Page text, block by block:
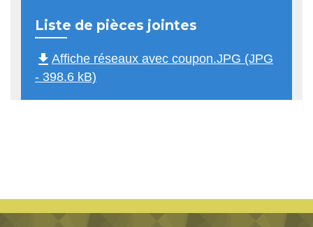
Liste de pièces jointes
file_download Affiche réseaux avec coupon.JPG (JPG
- 398.6 kB)